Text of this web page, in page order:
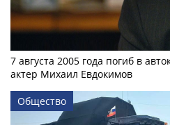
7 августа 2005 года погиб в
актер Михаил Евдокимов
Общество